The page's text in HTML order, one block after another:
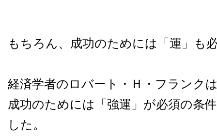
もちろん、成功のためには「運」も
経済学者のロバート・Ｈ・フランク
成功のためには「強運」が必須の条
した。